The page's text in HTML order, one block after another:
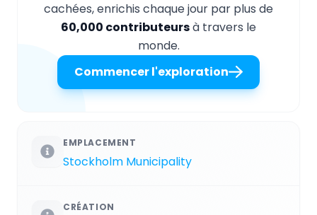
cachées, enrichis chaque jour par plus de
60,000 contributeursà travers le
monde.
Commencer l'exploration
EMPLACEMENT
Stockholm Municipality
CRÉATION